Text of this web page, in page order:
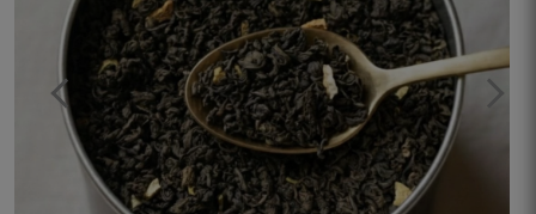
Previous Next